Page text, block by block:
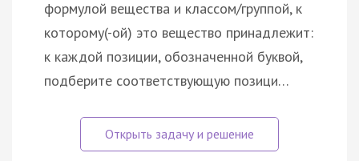
формулой вещества и классом/группой, к
которому(-ой) это вещество принадлежит:
к каждой позиции, обозначенной буквой,
подберите соответствующую позици…